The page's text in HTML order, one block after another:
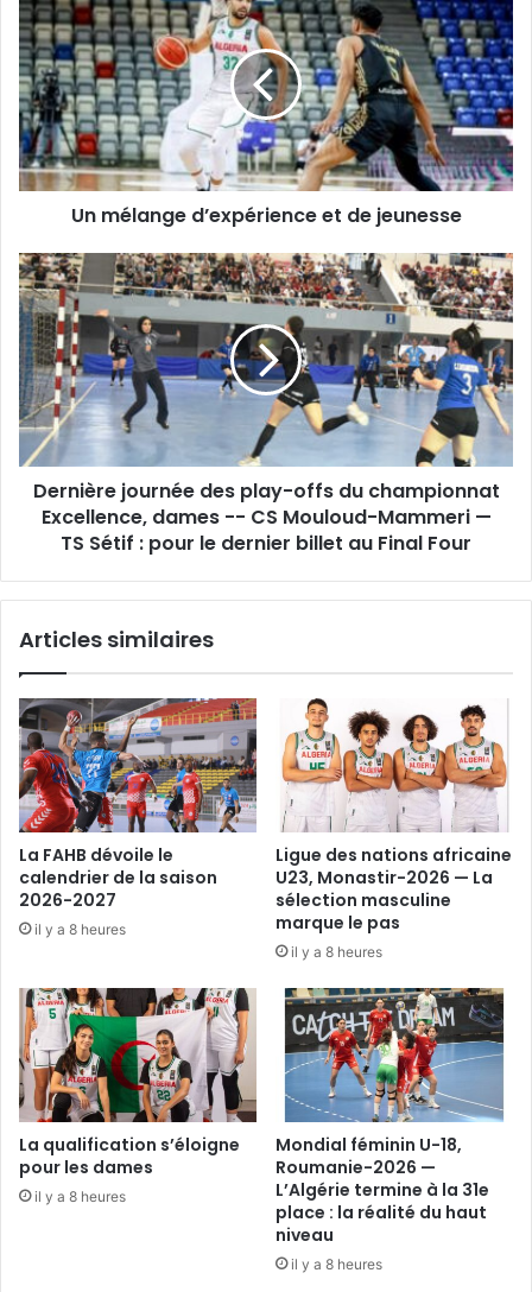
mélange
d’expérience
et
de
jeunesse
Un mélange d’expérience et de jeunesse
Dernière
journée
des
play-
offs
du
championnat
Excellence,
dames
Mammeri
TS
le
dernier
billet
au
Final
Four
Dernière journée des play-offs du championnat
Excellence, dames -- CS Mouloud-Mammeri —
TS Sétif : pour le dernier billet au Final Four
Articles similaires
La FAHB dévoile le
calendrier de la saison
2026-2027
il y a 8 heures
Ligue des nations africaine
U23, Monastir-2026 — La
sélection masculine
marque le pas
il y a 8 heures
La qualification s’éloigne
pour les dames
il y a 8 heures
Mondial féminin U-18,
Roumanie-2026 —
L’Algérie termine à la 31e
place : la réalité du haut
niveau
il y a 8 heures